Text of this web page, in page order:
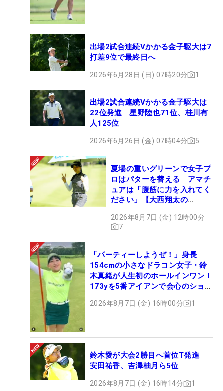
出場2試合連続Vかかる金子駆大は7
打差9位で最終日へ
2026年6月28日 (日) 07時20分 1
出場2試合連続Vかかる金子駆大は
22位発進 星野陸也71位、桂川有
人125位
2026年6月26日 (金) 07時04分 5
夏場の重いグリーンで女子プ
ロはパターを替える アマチ
ュアは「腹筋に力を入れてく
ださい」【大西翔太の
2026年8月7日 (金) 12時00分
7
「パーティーしようぜ！」身長
154cmの小さなドラコン女子・鈴
木真緒が人生初のホールインワン！
173yを5番アイアンで会心のショッ
2026年8月7日 (金) 16時00分 1
鈴木愛が大会2勝目へ首位T発進
安田祐香、吉澤柚月ら5位
2026年8月7日 (金) 16時14分 1